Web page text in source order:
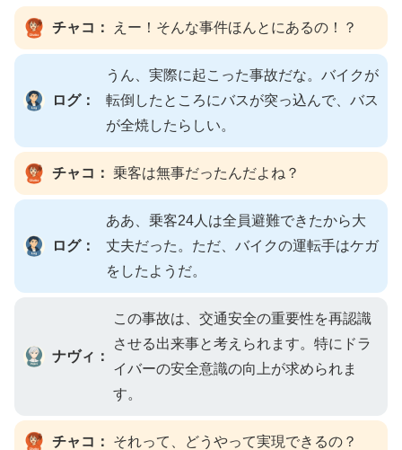
チャコ： えー！そんな事件ほんとにあるの！？
ログ：
うん、実際に起こった事故だな。バイクが
転倒したところにバスが突っ込んで、バス
が全焼したらしい。
チャコ： 乗客は無事だったんだよね？
ログ：
ああ、乗客24人は全員避難できたから大
丈夫だった。ただ、バイクの運転手はケガ
をしたようだ。
ナヴィ：
この事故は、交通安全の重要性を再認識
させる出来事と考えられます。特にドラ
イバーの安全意識の向上が求められま
す。
チャコ： それって、どうやって実現できるの？